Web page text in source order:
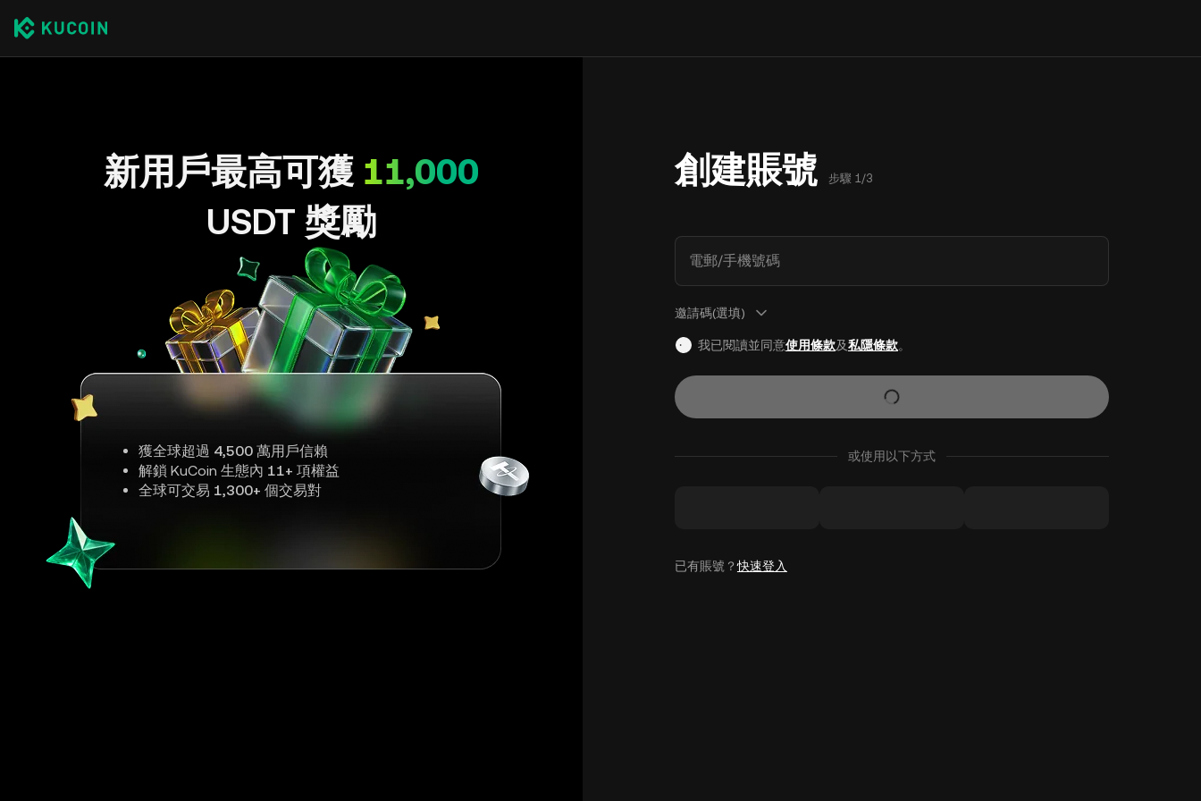
新用戶最高可獲 11,000
USDT 獎勵
獲全球超過 4,500 萬用戶信賴
解鎖 KuCoin 生態內 11+ 項權益
全球可交易 1,300+ 個交易對
創建賬號 步驟 1/3
電郵/手機號碼
邀請碼(選填)
我已閱讀並同意使用條款及私隱條款。
或使用以下方式
已有賬號？快速登入